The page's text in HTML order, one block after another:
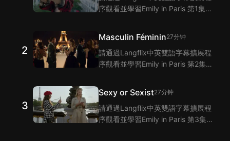
序觀看並學習Emily in Paris 第1集的
的翻譯。
2
Masculin Féminin27分钟
請通過Langflix中英雙語字幕擴展程
序觀看並學習Emily in Paris 第2集的
的翻譯。
3
Sexy or Sexist27分钟
請通過Langflix中英雙語字幕擴展程
序觀看並學習Emily in Paris 第3集的